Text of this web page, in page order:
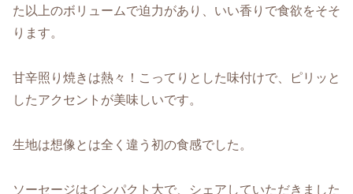
た以上のボリュームで迫力があり、いい香りで食欲をそそ
ります。
甘辛照り焼きは熱々！こってりとした味付けで、ピリッと
したアクセントが美味しいです。
生地は想像とは全く違う初の食感でした。
ソーセージはインパクト大で、シェアしていただきました